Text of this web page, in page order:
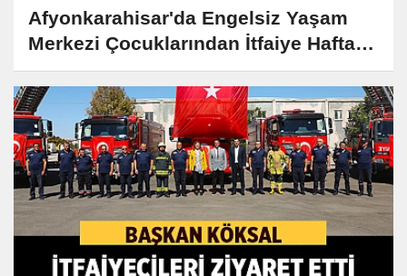
Afyonkarahisar'da Engelsiz Yaşam
Merkezi Çocuklarından İtfaiye Haftası
Ziyareti